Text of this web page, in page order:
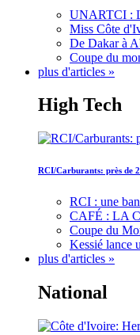
UNARTCI :
Miss Côte
De Dakar à
Coupe du
plus d'articles »
High Tech
RCI/Carburants: près de
RCI : une
CAFÉ : LA
Coupe du
Kessié lance
plus d'articles »
National